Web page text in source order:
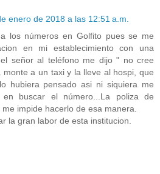
enero de 2018 a las 12:51 a.m.
los números en Golfito pues se me
en mi establecimiento con una
señor al teléfono me dijo " no cree
a un taxi y la lleve al hospi, que
hubiera pensado asi ni siquiera me
en buscar el número...La poliza de
impide hacerlo de esa manera.
la gran labor de esta institucion.